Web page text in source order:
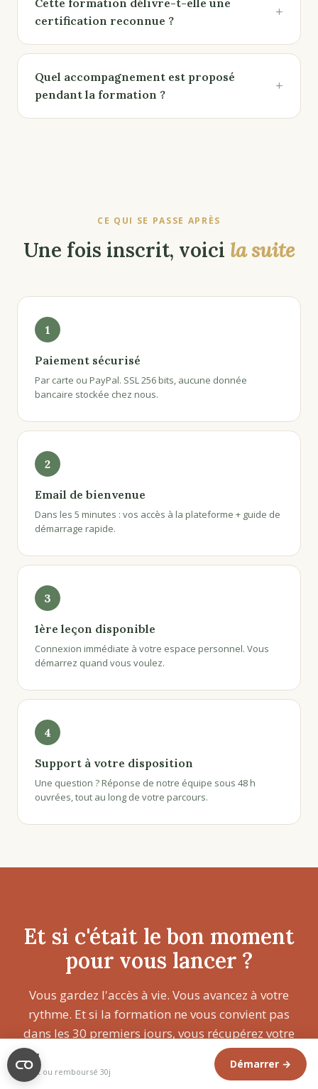
Cette formation délivre-t-elle une
certification reconnue ?
+
Quel accompagnement est proposé
pendant la formation ?
+
CE QUI SE PASSE APRÈS
Une fois inscrit, voici la suite
1
Paiement sécurisé
Par carte ou PayPal. SSL 256 bits, aucune donnée
bancaire stockée chez nous.
2
Email de bienvenue
Dans les 5 minutes : vos accès à la plateforme + guide de
démarrage rapide.
3
1ère leçon disponible
Connexion immédiate à votre espace personnel. Vous
démarrez quand vous voulez.
4
Support à votre disposition
Une question ? Réponse de notre équipe sous 48 h
ouvrées, tout au long de votre parcours.
Et si c'était le bon moment
pour vous lancer ?
Vous gardez l'accès à vie. Vous avancez à votre
rythme. Et si la formation ne vous convient pas
dans les 30 premiers jours, vous récupérez votre
argent sans question.
89€
Satisfait ou remboursé 30j
Démarrer →